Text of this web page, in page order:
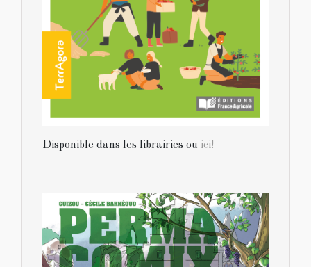
Disponible dans les librairies ou ici!